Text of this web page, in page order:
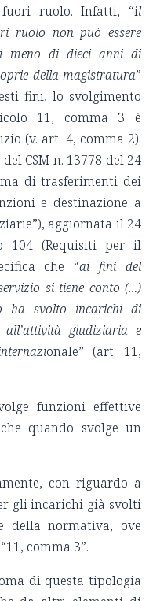
ruolo. Infatti, “il
ruolo non può essere
meno di dieci anni di
della magistratura”
fini, lo svolgimento
11, comma 3 è
(v. art. 4, comma 2).
CSM n. 13778 del 24
di trasferimenti dei
e destinazione a
aggiornata il 24
104 (Requisiti per il
che “ai fini del
si tiene conto (…)
ha svolto incarichi di
giudiziaria e
onale” (art. 11,
funzioni effettive
quando svolge un
con riguardo a
gli incarichi già svolti
normativa, ove
comma 3”.
di questa tipologia